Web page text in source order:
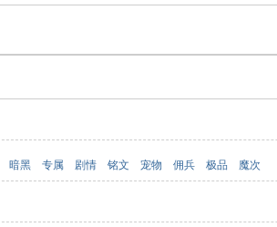
暗黑 专属 剧情 铭文 宠物 佣兵 极品 魔次